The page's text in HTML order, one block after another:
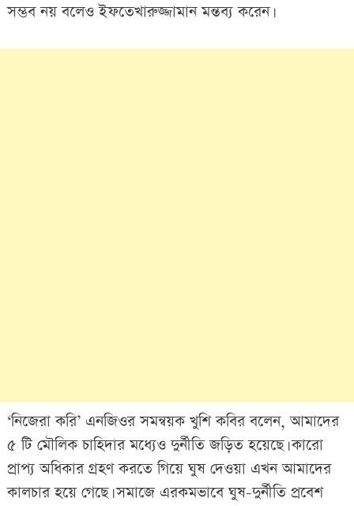
সম্ভব নয় বলেও ইফতেখারুজ্জামান মন্তব্য করেন।
‘নিজেরা করি’ এনজিওর সমন্বয়ক খুশি কবির বলেন, আমাদের
৫ টি মৌলিক চাহিদার মধ্যেও দুর্নীতি জড়িত হয়েছে। কারো
প্রাপ্য অধিকার গ্রহণ করতে গিয়ে ঘুষ দেওয়া এখন আমাদের
কালচার হয়ে গেছে। সমাজে এরকমভাবে ঘুষ-দুর্নীতি প্রবেশ